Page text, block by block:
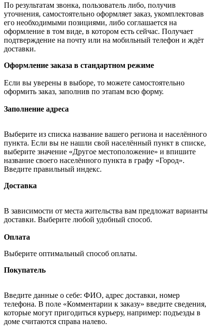
По результатам звонка, пользователь либо, получив
уточнения, самостоятельно оформляет заказ, укомплектовав
его необходимыми позициями, либо соглашается на
оформление в том виде, в котором есть сейчас. Получает
подтверждение на почту или на мобильный телефон и ждёт
доставки.
Оформление заказа в стандартном режиме
Если вы уверены в выборе, то можете самостоятельно
оформить заказ, заполнив по этапам всю форму.
Заполнение адреса
Выберите из списка название вашего региона и населённого
пункта. Если вы не нашли свой населённый пункт в списке,
выберите значение «Другое местоположение» и впишите
название своего населённого пункта в графу «Город».
Введите правильный индекс.
Доставка
В зависимости от места жительства вам предложат варианты
доставки. Выберите любой удобный способ.
Оплата
Выберите оптимальный способ оплаты.
Покупатель
Введите данные о себе: ФИО, адрес доставки, номер
телефона. В поле «Комментарии к заказу» введите сведения,
которые могут пригодиться курьеру, например: подъезды в
доме считаются справа налево.